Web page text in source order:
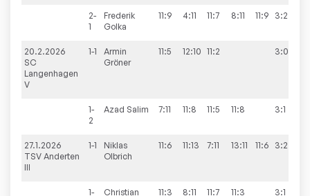
2-
1
Frederik
Golka
11:9 4:11 11:7 8:11 11:9 3:2
20.2.2026
SC
Langenhagen
V
1-1
Armin
Gröner
11:5 12:10 11:2 3:0
1-
2
Azad Salim 7:11 11:8 11:5 11:8 3:1
27.1.2026
TSV Anderten
III
1-1
Niklas
Olbrich
11:6 11:13 7:11 13:11 11:6 3:2
1-
Christian
11:3 8:11 11:7 11:3 3:1